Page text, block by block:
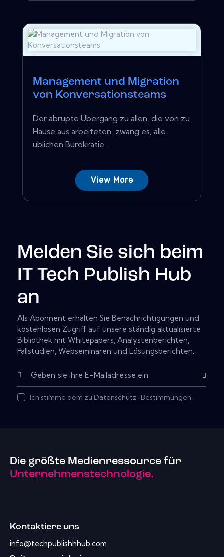
Management und Migration
von Konversationsteams
Der abrupte Übergang zu allen, die von zu
Hause aus arbeiteten, zwang es, alle
üblichen Bürokratie...
View More
Melden Sie sich beim
IT Tech Publish Hub
an
Als Abonnent erhalten Sie Benachrichtigungen und
kostenlosen Zugriff auf unsere ständig aktualisierte
Bibliothek mit Whitepapers, Analystenberichten,
Fallstudien, Webseminaren und Lösungsberichten.
Subscribe
Ich stimme dem zu Datenschutz-Bestimmungen.
Die größte Medienressource für
Unternehmenstechnologie.
Kontaktiere uns
info@techpublishhhub.com